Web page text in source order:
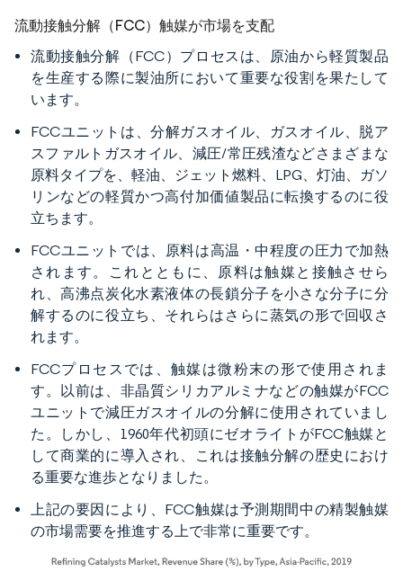
流動接触分解（FCC）触媒が市場を支配
流動接触分解（FCC）プロセスは、原油から軽質製品
を生産する際に製油所において重要な役割を果たして
います。
FCCユニットは、分解ガスオイル、ガスオイル、脱ア
スファルトガスオイル、減圧/常圧残渣などさまざまな
原料タイプを、軽油、ジェット燃料、LPG、灯油、ガソ
リンなどの軽質かつ高付加価値製品に転換するのに役
立ちます。
FCCユニットでは、原料は高温・中程度の圧力で加熱
されます。これとともに、原料は触媒と接触させら
れ、高沸点炭化水素液体の長鎖分子を小さな分子に分
解するのに役立ち、それらはさらに蒸気の形で回収さ
れます。
FCCプロセスでは、触媒は微粉末の形で使用されま
す。以前は、非晶質シリカアルミナなどの触媒がFCC
ユニットで減圧ガスオイルの分解に使用されていまし
た。しかし、1960年代初頭にゼオライトがFCC触媒と
して商業的に導入され、これは接触分解の歴史におけ
る重要な進歩となりました。
上記の要因により、FCC触媒は予測期間中の精製触媒
の市場需要を推進する上で非常に重要です。